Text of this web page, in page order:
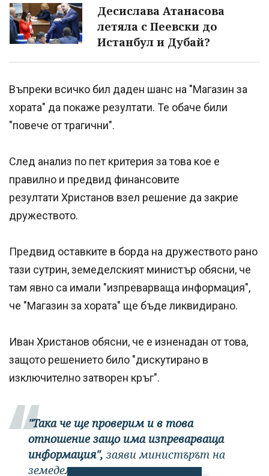
Десислава Атанасова
летяла с Пеевски до
Истанбул и Дубай?
Въпреки всичко бил даден шанс на "Магазин за
хората" да покаже резултати. Те обаче били
"повече от трагични".
След анализ по пет критерия за това кое е
правилно и предвид финансовите
резултати Христанов взел решение да закрие
дружеството.
Предвид оставките в борда на дружеството рано
тази сутрин, земеделският министър обясни, че
там явно са имали "изпреварваща информация",
че "Магазин за хората" ще бъде ликвидирано.
Иван Христанов обясни, че е изненадан от това,
защото решението било "дискутирано в
изключително затворен кръг".
"Така че ще проверим и в това
отношение защо има изпреварваща
информация", заяви министърът на
земеделието.